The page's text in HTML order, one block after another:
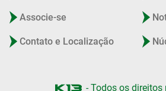
Associe-se
Contato e Localização
- Todos os direitos